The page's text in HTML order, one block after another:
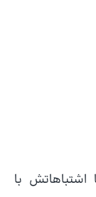
اشتباهاتش با